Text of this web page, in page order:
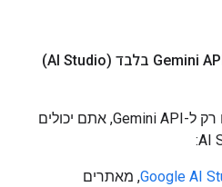
אם אתם משתמשים במפתח רק ל-Gemini API, אתם יכולים
Google AI, מאתרים